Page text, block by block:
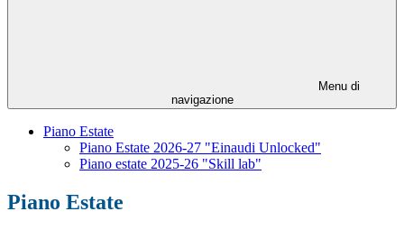
Menu di
navigazione
Piano Estate
Piano Estate 2026-27 "Einaudi Unlocked"
Piano estate 2025-26 "Skill lab"
Piano Estate